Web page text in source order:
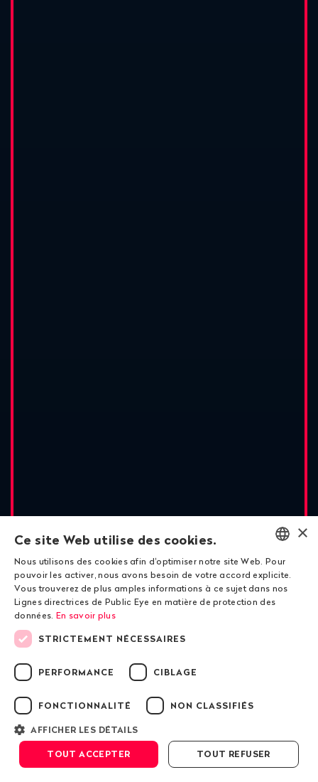
La Suisse et le négoce des
oranges
Défiler vers le bas
ENGLISH
DEUTSCH
×
Ce site Web utilise des cookies.
Nous utilisons des cookies afin d'optimiser notre site Web. Pour
pouvoir les activer, nous avons besoin de votre accord explicite.
Vous trouverez de plus amples informations à ce sujet dans nos
Lignes directrices de Public Eye en matière de protection des
données. En savoir plus
STRICTEMENT NÉCESSAIRES
PERFORMANCE CIBLAGE
FONCTIONNALITÉ NON CLASSIFIÉS
AFFICHER LES DÉTAILS
TOUT ACCEPTER TOUT REFUSER